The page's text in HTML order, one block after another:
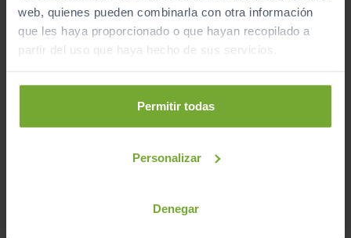
web, quienes pueden combinarla con otra información
que les haya proporcionado o que hayan recopilado a
partir del uso que haya hecho de sus servicios.
Permitir todas
Personalizar
Denegar
2.5L 220H STYLE 4WD
56.111 km
2021
34.990